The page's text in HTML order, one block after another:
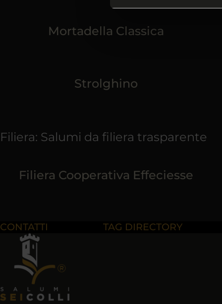
Mortadella Classica
Strolghino
Filiera: Salumi da filiera trasparente
Filiera Cooperativa Effeciesse
CONTATTI TAG DIRECTORY